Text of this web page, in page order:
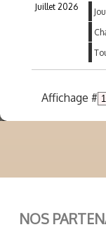
Juillet 2026
Affichage #
NOS